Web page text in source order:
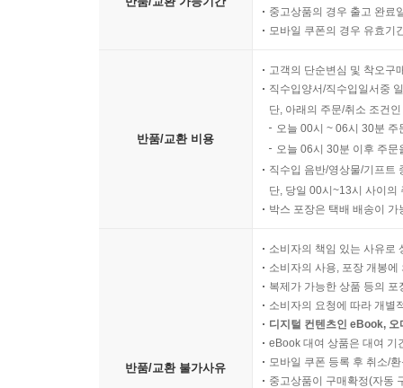
중고상품의 경우 출고 완료
모바일 쿠폰의 경우 유효기
반품/교환 비용
고객의 단순변심 및 착오구
직수입양서/직수입일서중
단, 아래의 주문/취소 조건
오늘 00시 ~ 06시 30분
오늘 06시 30분 이후 주
직수입 음반/영상물/기프트
단, 당일 00시~13시 사이의
박스 포장은 택배 배송이
반품/교환 불가사유
소비자의 책임 있는 사유로
소비자의 사용, 포장 개봉
복제가 가능한 상품 등의
소비자의 요청에 따라 개별
디지털 컨텐츠인 eBook,
eBook 대여 상품은 대여 기
모바일 쿠폰 등록 후 취소/
중고상품이 구매확정(자동